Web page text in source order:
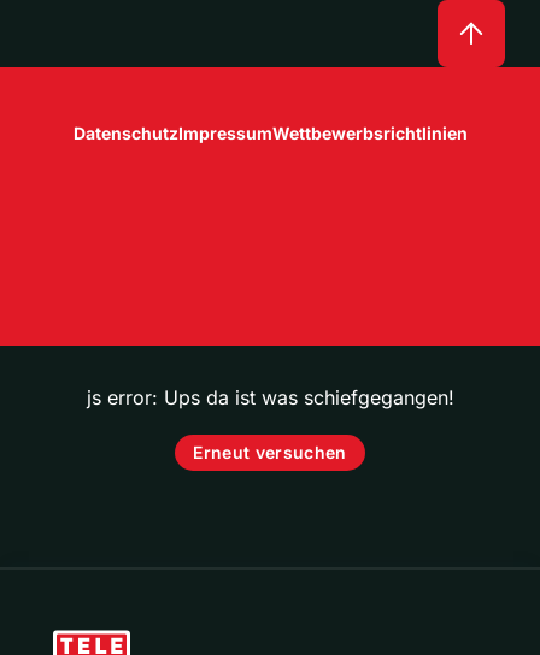
DatenschutzImpressumWettbewerbsrichtlinien
js error: Ups da ist was schiefgegangen!
Erneut versuchen